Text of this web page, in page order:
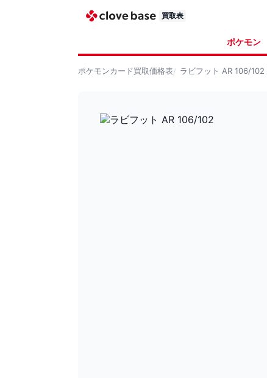
買取表
ポケモン
ポケモンカード買取価格表 ラビフット AR 106/102